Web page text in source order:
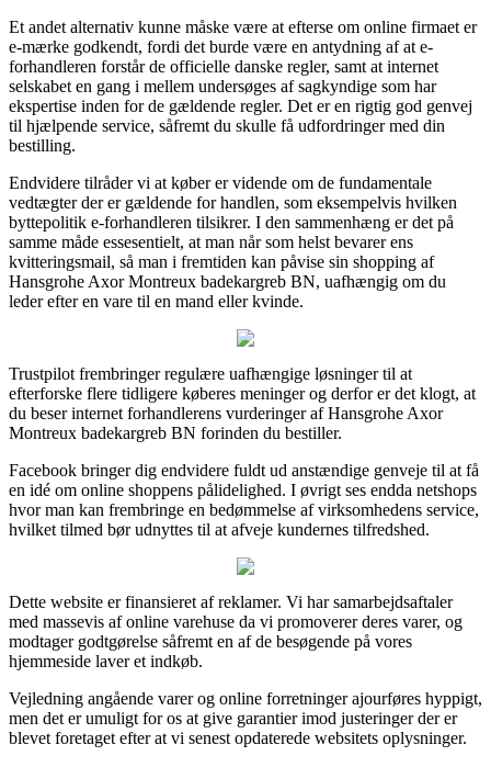
Et andet alternativ kunne måske være at efterse om online firmaet er
e-mærke godkendt, fordi det burde være en antydning af at e-
forhandleren forstår de officielle danske regler, samt at internet
selskabet en gang i mellem undersøges af sagkyndige som har
ekspertise inden for de gældende regler. Det er en rigtig god genvej
til hjælpende service, såfremt du skulle få udfordringer med din
bestilling.
Endvidere tilråder vi at køber er vidende om de fundamentale
vedtægter der er gældende for handlen, som eksempelvis hvilken
byttepolitik e-forhandleren tilsikrer. I den sammenhæng er det på
samme måde essesentielt, at man når som helst bevarer ens
kvitteringsmail, så man i fremtiden kan påvise sin shopping af
Hansgrohe Axor Montreux badekargreb BN, uafhængig om du
leder efter en vare til en mand eller kvinde.
Trustpilot frembringer regulære uafhængige løsninger til at
efterforske flere tidligere køberes meninger og derfor er det klogt, at
du beser internet forhandlerens vurderinger af Hansgrohe Axor
Montreux badekargreb BN forinden du bestiller.
Facebook bringer dig endvidere fuldt ud anstændige genveje til at få
en idé om online shoppens pålidelighed. I øvrigt ses endda netshops
hvor man kan frembringe en bedømmelse af virksomhedens service,
hvilket tilmed bør udnyttes til at afveje kundernes tilfredshed.
Dette website er finansieret af reklamer. Vi har samarbejdsaftaler
med massevis af online varehuse da vi promoverer deres varer, og
modtager godtgørelse såfremt en af de besøgende på vores
hjemmeside laver et indkøb.
Vejledning angående varer og online forretninger ajourføres hyppigt,
men det er umuligt for os at give garantier imod justeringer der er
blevet foretaget efter at vi senest opdaterede websitets oplysninger.